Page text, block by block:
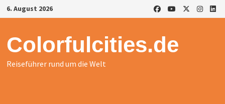
Zurück
zum
6. August 2026
Colorfulcities.de
Reiseführer rund um die Welt